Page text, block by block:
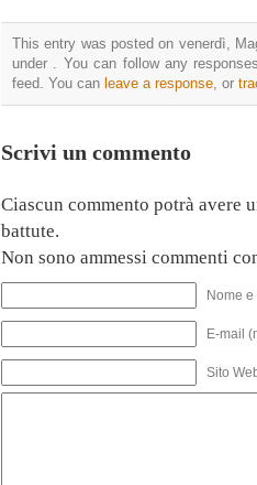
This entry was posted on venerdì,
under . You can follow any
feed. You can leave a response , or
Scrivi un commento
Ciascun commento potrà avere
battute.
Non sono ammessi commenti
Nome
E-mail
Sito